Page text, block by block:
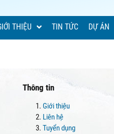
THIỆU TIN TỨC DỰ ÁN
Thông tin
Giới thiệu
Liên hệ
Tuyển dụng